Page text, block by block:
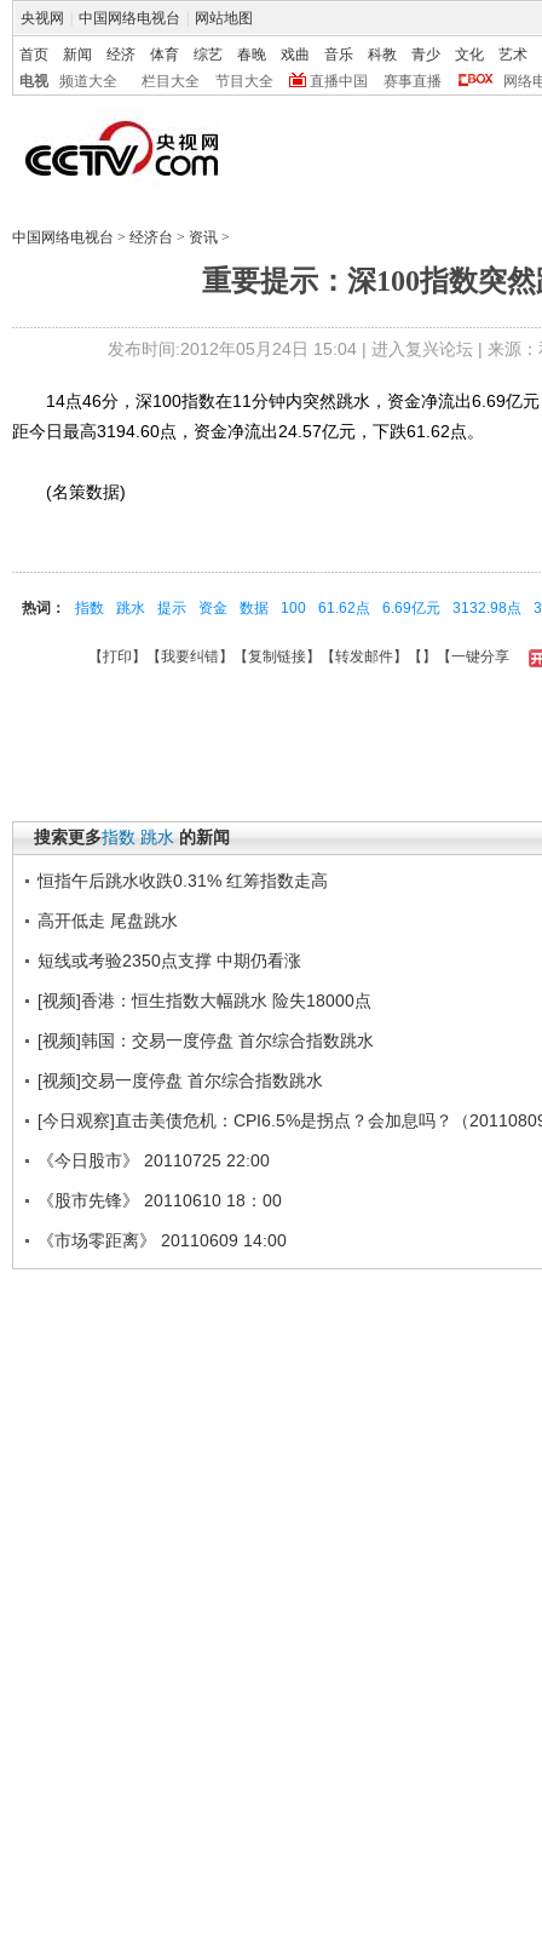
央视网 中国网络电视台 网站地图
首页 新闻 经济 体育 综艺 春晚 戏曲 音乐 科教 青少 文化
艺术
电视
频道大全 栏目大全 节目大全 直播中国 赛事直播 网络
中国网络电视台 > 经济台 > 资讯 >
重要提示：深100指数突
发布时间:2012年05月24日 15:04 | 进入复兴论坛| 来源
14点46分，深100指数在11分钟内突然跳水，资金净流出6.69亿元
距今日最高3194.60点，资金净流出24.57亿元，下跌61.62点。
(名策数据)
热词： 指数 跳水 提示 资金 数据 100 61.62点 6.69亿元 3132.98点
【打印 】【我要纠错】【复制链接】【转发邮件】【 】 【一键分享
搜索更多指数 跳水 的新闻
恒指午后跳水收跌0.31% 红筹指数走高
高开低走 尾盘跳水
短线或考验2350点支撑 中期仍看涨
[视频]香港：恒生指数大幅跳水 险失18000点
[视频]韩国：交易一度停盘 首尔综合指数跳水
[视频]交易一度停盘 首尔综合指数跳水
[今日观察]直击美债危机：CPI6.5%是拐点？会加息吗？（
《今日股市》 20110725 22:00
《股市先锋》 20110610 18：00
《市场零距离》 20110609 14:00